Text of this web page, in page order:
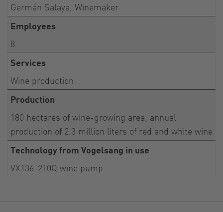
Germán Salaya, Winemaker
Employees
8
Services
Wine production
Production
180 hectares of wine-growing area, annual
production of 2.3 million liters of red and white wine
Technology from Vogelsang in use
VX136-210Q wine pump